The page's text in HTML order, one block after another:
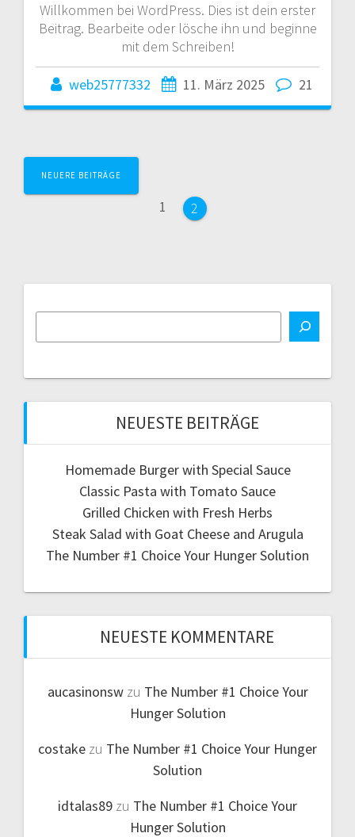
Willkommen bei WordPress. Dies ist dein erster
Beitrag. Bearbeite oder lösche ihn und beginne
mit dem Schreiben!
web25777332 11. März 2025 21
Beitragsnavigation
NEUERE BEITRÄGE
Seite
1 Seite
2
NEUESTE BEITRÄGE
Homemade Burger with Special Sauce
Classic Pasta with Tomato Sauce
Grilled Chicken with Fresh Herbs
Steak Salad with Goat Cheese and Arugula
The Number #1 Choice Your Hunger Solution
NEUESTE KOMMENTARE
aucasinonswzu The Number #1 Choice Your
Hunger Solution
costake zu The Number #1 Choice Your Hunger
Solution
idtalas89 zu The Number #1 Choice Your
Hunger Solution